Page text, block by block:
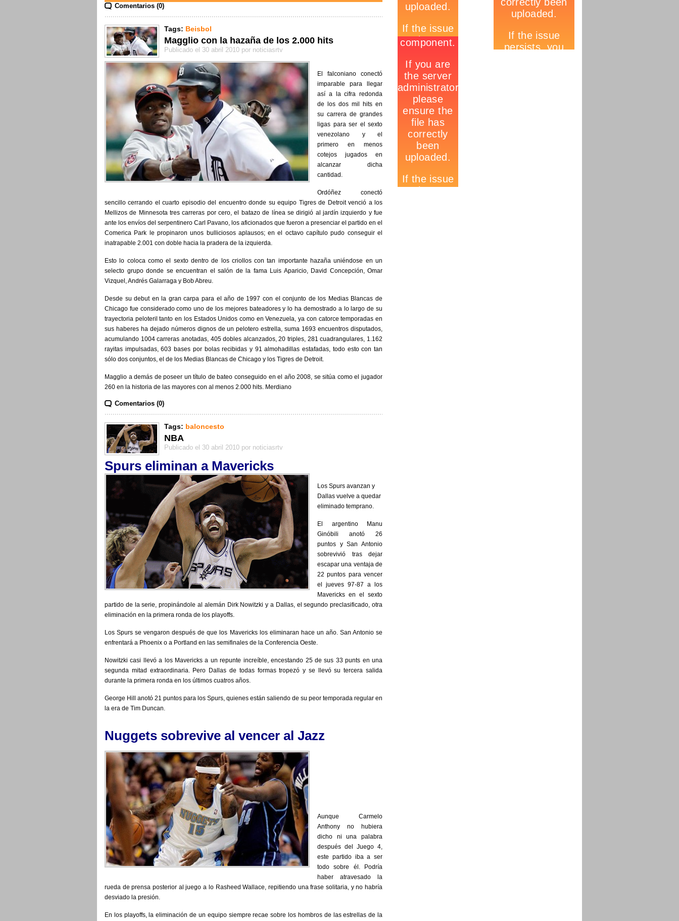
Comentarios (0)
Tags: Beisbol
Magglio con la hazaña de los 2.000 hits
Publicado el 30 abril 2010 por noticiasrtv
El falconiano conectó
imparable para llegar
así a la cifra redonda
de los dos mil hits en
su carrera de grandes
ligas para ser el sexto
venezolano y el
primero en menos
cotejos jugados en
alcanzar dicha
cantidad.
Ordóñez conectó
sencillo cerrando el cuarto episodio del encuentro donde su equipo Tigres de Detroit venció a los
Mellizos de Minnesota tres carreras por cero, el batazo de línea se dirigió al jardín izquierdo y fue
ante los envíos del serpentinero Carl Pavano, los aficionados que fueron a presenciar el partido en el
Comerica Park le propinaron unos bulliciosos aplausos; en el octavo capítulo pudo conseguir el
inatrapable 2.001 con doble hacia la pradera de la izquierda.
Esto lo coloca como el sexto dentro de los criollos con tan importante hazaña uniéndose en un
selecto grupo donde se encuentran el salón de la fama Luis Aparicio, David Concepción, Omar
Vizquel, Andrés Galarraga y Bob Abreu.
Desde su debut en la gran carpa para el año de 1997 con el conjunto de los Medias Blancas de
Chicago fue considerado como uno de los mejores bateadores y lo ha demostrado a lo largo de su
trayectoria peloteril tanto en los Estados Unidos como en Venezuela, ya con catorce temporadas en
sus haberes ha dejado números dignos de un pelotero estrella, suma 1693 encuentros disputados,
acumulando 1004 carreras anotadas, 405 dobles alcanzados, 20 triples, 281 cuadrangulares, 1.162
rayitas impulsadas, 603 bases por bolas recibidas y 91 almohadillas estafadas, todo esto con tan
sólo dos conjuntos, el de los Medias Blancas de Chicago y los Tigres de Detroit.
Magglio a demás de poseer un título de bateo conseguido en el año 2008, se sitúa como el jugador
260 en la historia de las mayores con al menos 2.000 hits. Merdiano
Comentarios (0)
Tags: baloncesto
NBA
Publicado el 30 abril 2010 por noticiasrtv
Spurs eliminan a Mavericks
Los Spurs avanzan y
Dallas vuelve a quedar
eliminado temprano.
El argentino Manu
Ginóbili anotó 26
puntos y San Antonio
sobrevivió tras dejar
escapar una ventaja de
22 puntos para vencer
el jueves 97-87 a los
Mavericks en el sexto
partido de la serie, propinándole al alemán Dirk Nowitzki y a Dallas, el segundo preclasificado, otra
eliminación en la primera ronda de los playoffs.
Los Spurs se vengaron después de que los Mavericks los eliminaran hace un año. San Antonio se
enfrentará a Phoenix o a Portland en las semifinales de la Conferencia Oeste.
Nowitzki casi llevó a los Mavericks a un repunte increíble, encestando 25 de sus 33 punts en una
segunda mitad extraordinaria. Pero Dallas de todas formas tropezó y se llevó su tercera salida
durante la primera ronda en los últimos cuatros años.
George Hill anotó 21 puntos para los Spurs, quienes están saliendo de su peor temporada regular en
la era de Tim Duncan.
Nuggets sobrevive al vencer al Jazz
Aunque Carmelo
Anthony no hubiera
dicho ni una palabra
después del Juego 4,
este partido iba a ser
todo sobre él. Podría
haber atravesado la
rueda de prensa posterior al juego a lo Rasheed Wallace, repitiendo una frase solitaria, y no habría
desviado la presión.
En los playoffs, la eliminación de un equipo siempre recae sobre los hombros de las estrellas de la